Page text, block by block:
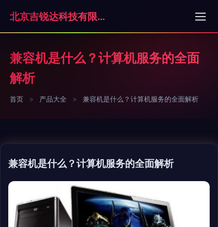
北京吉锐达科技有限公司
兼容机是什么？计算机服务的全面
解析
首页 > 产品大全 > 兼容机是什么？计算机服务的全面解析
兼容机是什么？计算机服务的全面解析